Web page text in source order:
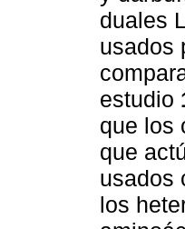
duales
usados
estudio
que los
que
usados
los